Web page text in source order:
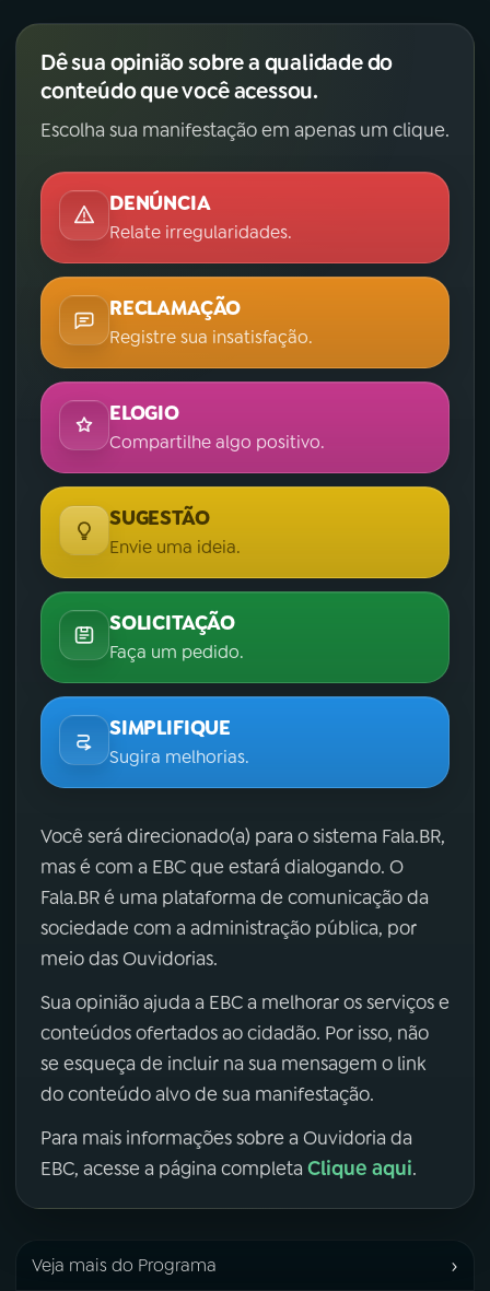
Dê sua opinião sobre a qualidade do
conteúdo que você acessou.
Escolha sua manifestação em apenas um clique.
DENÚNCIA
Relate irregularidades.
RECLAMAÇÃO
Registre sua insatisfação.
ELOGIO
Compartilhe algo positivo.
SUGESTÃO
Envie uma ideia.
SOLICITAÇÃO
Faça um pedido.
SIMPLIFIQUE
Sugira melhorias.
Você será direcionado(a) para o sistema Fala.BR,
mas é com a EBC que estará dialogando. O
Fala.BR é uma plataforma de comunicação da
sociedade com a administração pública, por
meio das Ouvidorias.
Sua opinião ajuda a EBC a melhorar os serviços e
conteúdos ofertados ao cidadão. Por isso, não
se esqueça de incluir na sua mensagem o link
do conteúdo alvo de sua manifestação.
Para mais informações sobre a Ouvidoria da
EBC, acesse a página completa Clique aqui.
Veja mais do Programa ›